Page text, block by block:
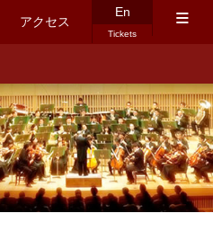
アクセス
En
Tickets
≡